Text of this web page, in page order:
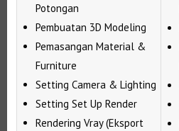
Potongan
Pembuatan 3D Modeling
Pemasangan Material &
Furniture
Setting Camera & Lighting
Setting Set Up Render
Rendering Vray (Eksport